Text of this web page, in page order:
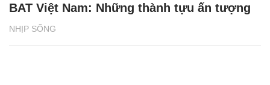
NHỊP SỐNG
BAT Việt Nam: Những thành tựu ấn tượng